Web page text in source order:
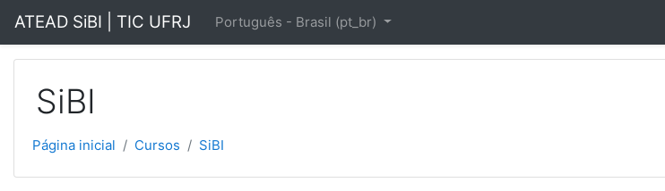
Ir para o conteúdo principal
ATEAD SiBI | TIC UFRJ Português - Brasil ‎(pt_br)‎
SiBI
Página inicial Cursos SiBI